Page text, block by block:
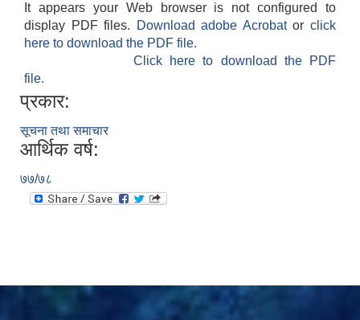
It appears your Web browser is not configured to
display PDF files.
Download adobe Acrobatorclick
here to download the PDF file.
Click here to download the PDF
file.
प्रकार:
सूचना तथा समाचार
आर्थिक वर्ष:
७७/७८